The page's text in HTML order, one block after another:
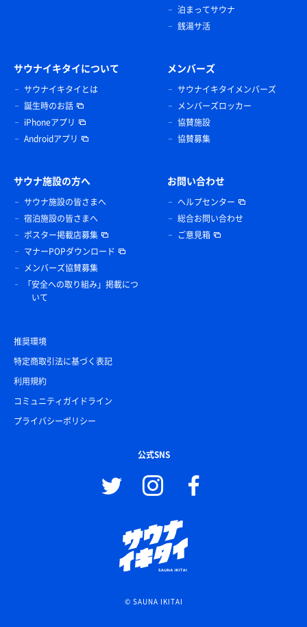
泊まってサウナ
銭湯サ活
サウナイキタイについて
サウナイキタイとは
誕生時のお話
iPhoneアプリ
Androidアプリ
メンバーズ
サウナイキタイメンバーズ
メンバーズロッカー
協賛施設
協賛募集
サウナ施設の方へ
サウナ施設の皆さまへ
宿泊施設の皆さまへ
ポスター掲載店募集
マナーPOPダウンロード
メンバーズ協賛募集
「安全への取り組み」掲載につ
いて
お問い合わせ
ヘルプセンター
総合お問い合わせ
ご意見箱
推奨環境
特定商取引法に基づく表記
利用規約
コミュニティガイドライン
プライバシーポリシー
公式SNS
© SAUNA IKITAI